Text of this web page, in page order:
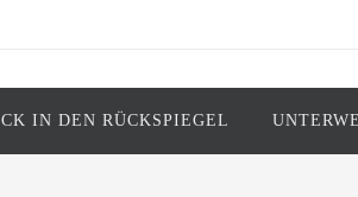
Twain)
IN DEN RÜCKSPIEGEL